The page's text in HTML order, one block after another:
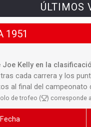
ÚLTIMOS
1951
Kelly en la
cada carrera y los
al final del campeonato
de trofeo ( ) corresponde
Fecha